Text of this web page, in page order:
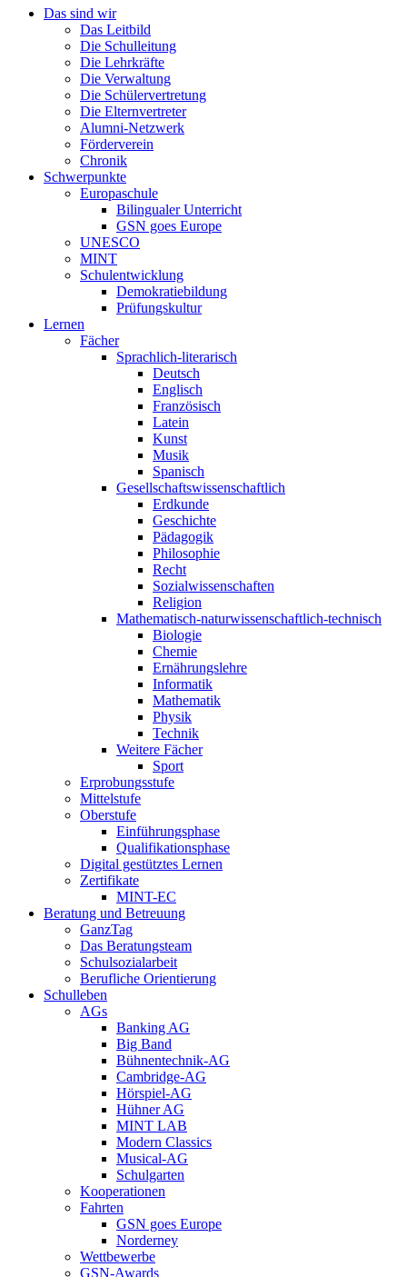
Das sind wir
Das Leitbild
Die Schulleitung
Die Lehrkräfte
Die Verwaltung
Die Schülervertretung
Die Elternvertreter
Alumni-Netzwerk
Förderverein
Chronik
Schwerpunkte
Europaschule
Bilingualer Unterricht
GSN goes Europe
UNESCO
MINT
Schulentwicklung
Demokratiebildung
Prüfungskultur
Lernen
Fächer
Sprachlich-literarisch
Deutsch
Englisch
Französisch
Latein
Kunst
Musik
Spanisch
Gesellschaftswissenschaftlich
Erdkunde
Geschichte
Pädagogik
Philosophie
Recht
Sozialwissenschaften
Religion
Mathematisch-naturwissenschaftlich-technisch
Biologie
Chemie
Ernährungslehre
Informatik
Mathematik
Physik
Technik
Weitere Fächer
Sport
Erprobungsstufe
Mittelstufe
Oberstufe
Einführungsphase
Qualifikationsphase
Digital gestütztes Lernen
Zertifikate
MINT-EC
Beratung und Betreuung
GanzTag
Das Beratungsteam
Schulsozialarbeit
Berufliche Orientierung
Schulleben
AGs
Banking AG
Big Band
Bühnentechnik-AG
Cambridge-AG
Hörspiel-AG
Hühner AG
MINT LAB
Modern Classics
Musical-AG
Schulgarten
Kooperationen
Fahrten
GSN goes Europe
Norderney
Wettbewerbe
GSN-Awards